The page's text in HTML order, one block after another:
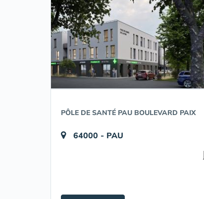
PÔLE DE SANTÉ PAU BOULEVARD PAIX
64000 - PAU